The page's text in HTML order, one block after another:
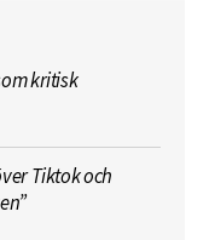
kritisk
Tiktok och